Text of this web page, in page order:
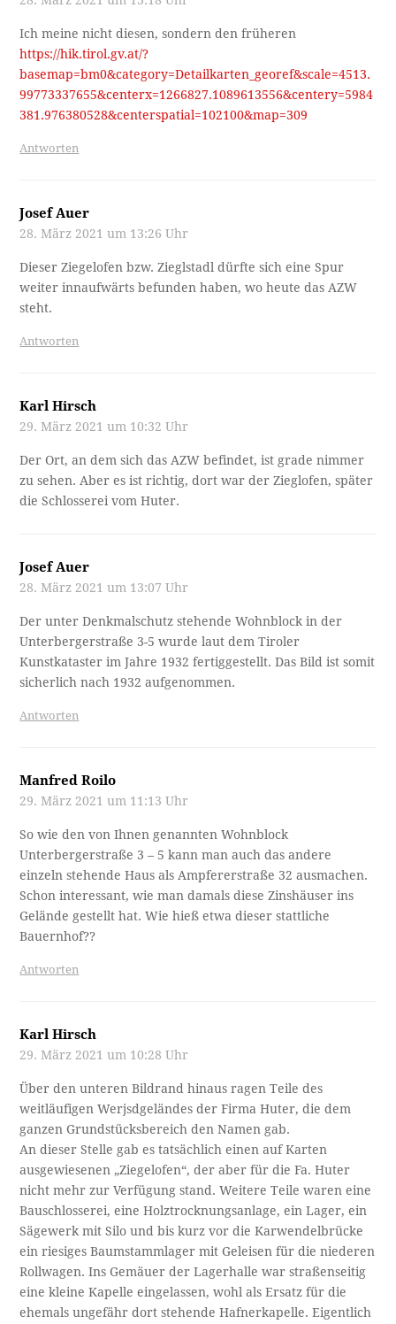
Ich meine nicht diesen, sondern den früheren
https://hik.tirol.gv.at/?
basemap=bm0&category=Detailkarten_georef&scale=4513.
99773337655&centerx=1266827.1089613556&centery=5984
381.976380528&centerspatial=102100&map=309
Antworten
Josef Auer
28. März 2021 um 13:26 Uhr
Dieser Ziegelofen bzw. Zieglstadl dürfte sich eine Spur
weiter innaufwärts befunden haben, wo heute das AZW
steht.
Antworten
Karl Hirsch
29. März 2021 um 10:32 Uhr
Der Ort, an dem sich das AZW befindet, ist grade nimmer
zu sehen. Aber es ist richtig, dort war der Zieglofen, später
die Schlosserei vom Huter.
Josef Auer
28. März 2021 um 13:07 Uhr
Der unter Denkmalschutz stehende Wohnblock in der
Unterbergerstraße 3-5 wurde laut dem Tiroler
Kunstkataster im Jahre 1932 fertiggestellt. Das Bild ist somit
sicherlich nach 1932 aufgenommen.
Antworten
Manfred Roilo
29. März 2021 um 11:13 Uhr
So wie den von Ihnen genannten Wohnblock
Unterbergerstraße 3 – 5 kann man auch das andere
einzeln stehende Haus als Ampfererstraße 32 ausmachen.
Schon interessant, wie man damals diese Zinshäuser ins
Gelände gestellt hat. Wie hieß etwa dieser stattliche
Bauernhof??
Antworten
Karl Hirsch
29. März 2021 um 10:28 Uhr
Über den unteren Bildrand hinaus ragen Teile des
weitläufigen Werjsdgeländes der Firma Huter, die dem
ganzen Grundstücksbereich den Namen gab.
An dieser Stelle gab es tatsächlich einen auf Karten
ausgewiesenen „Ziegelofen“, der aber für die Fa. Huter
nicht mehr zur Verfügung stand. Weitere Teile waren eine
Bauschlosserei, eine Holztrocknungsanlage, ein Lager, ein
Sägewerk mit Silo und bis kurz vor die Karwendelbrücke
ein riesiges Baumstammlager mit Geleisen für die niederen
Rollwagen. Ins Gemäuer der Lagerhalle war straßenseitig
eine kleine Kapelle eingelassen, wohl als Ersatz für die
ehemals ungefähr dort stehende Hafnerkapelle. Eigentlich